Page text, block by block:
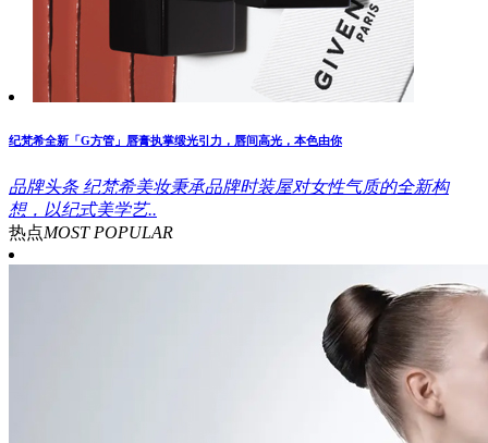
纪梵希全新「G方管」唇膏执掌缎光引力，唇间高光，本色由你
品牌头条 纪梵希美妆秉承品牌时装屋对女性气质的全新构
想，以纪式美学艺..
热点MOST POPULAR